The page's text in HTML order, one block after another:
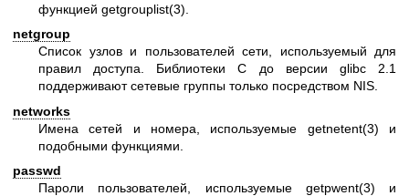
функцией getgrouplist(3)
netgroup
Список узлов и пользователей сети, используемый для
правил доступа. Библиотеки C до версии glibc 2.1
поддерживают сетевые группы только посредством NIS.
networks
Имена сетей и номера, используемые getnetent(3) и
подобными функциями.
passwd
Пароли пользователей, используемые getpwent(3) и